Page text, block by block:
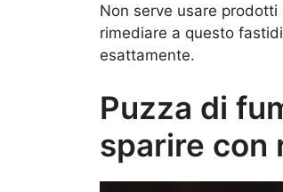
Non serve usare
rimediare a questo
esattamente.
Puzza di
sparire con